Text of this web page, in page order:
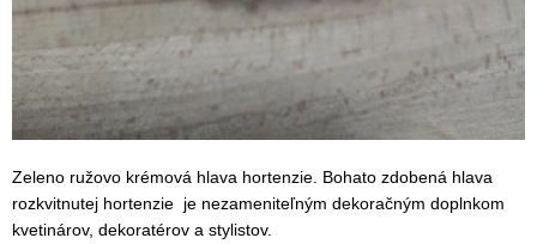
Zeleno ružovo krémová hlava hortenzie. Bohato zdobená hlava
rozkvitnutej hortenzie je nezameniteľným dekoračným doplnkom
kvetinárov, dekoratérov a stylistov.